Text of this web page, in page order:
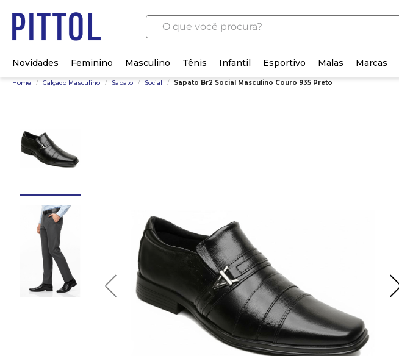
O que você procura?
Novidades Feminino Masculino Tênis Infantil Esportivo Malas Marcas
Home / Calçado Masculino / Sapato / Social / Sapato Br2 Social Masculino Couro 935 Preto